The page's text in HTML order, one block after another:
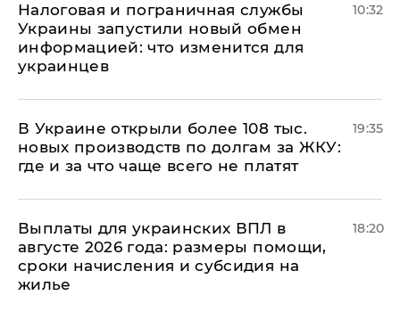
Налоговая и пограничная службы
Украины запустили новый обмен
информацией: что изменится для
украинцев
10:32
В Украине открыли более 108 тыс.
новых производств по долгам за ЖКУ:
где и за что чаще всего не платят
19:35
Выплаты для украинских ВПЛ в
августе 2026 года: размеры помощи,
сроки начисления и субсидия на
жилье
18:20